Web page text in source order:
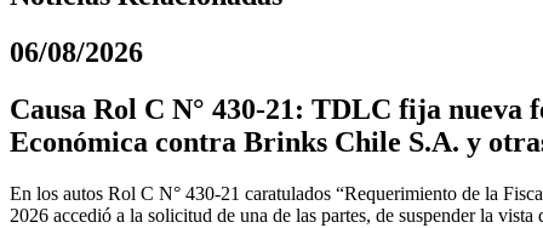
06/08/2026
Causa Rol C N° 430-21: TDLC fija nueva
Económica contra Brinks Chile S.A. y
En los autos Rol C N° 430-21 caratulados “Requerimiento de la
2026 accedió a la solicitud de una de las partes, de suspender la